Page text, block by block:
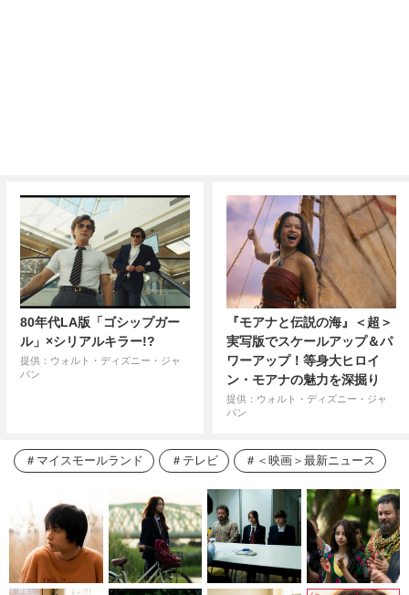
80年代LA版「ゴシップガー
ル」×シリアルキラー!?
提供：ウォルト・ディズニー・ジャ
パン
『モアナと伝説の海』＜超＞
実写版でスケールアップ＆パ
ワーアップ！等身大ヒロイ
ン・モアナの魅力を深掘り
提供：ウォルト・ディズニー・ジャ
パン
マイスモールランド テレビ ＜映画＞最新ニュース